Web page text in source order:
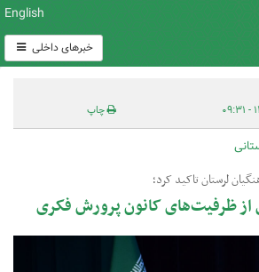
English
خبرهای داخلی
چاپ
لرستان تاکید کرد؛
از ظرفیت‌های کانون پرورش فکری